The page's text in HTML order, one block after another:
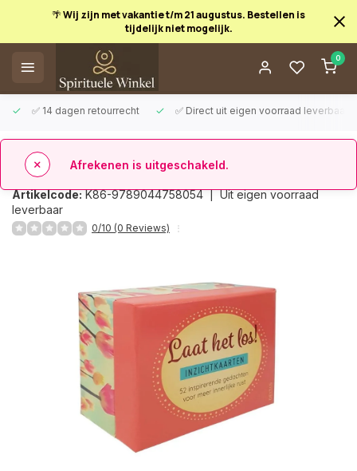
🌴 Wij zijn met vakantie t/m 21 augustus. Bestellen is
tijdelijk niet mogelijk.
0
✅ 14 dagen retourrecht ✅ Direct uit eigen voorraad leverbaar
Afrekenen is uitgeschakeld.
Laat het los - Inzichtkaarten
Artikelcode:K86-9789044758054 |Uit eigen voorraad
leverbaar
0/10 (0 Reviews)